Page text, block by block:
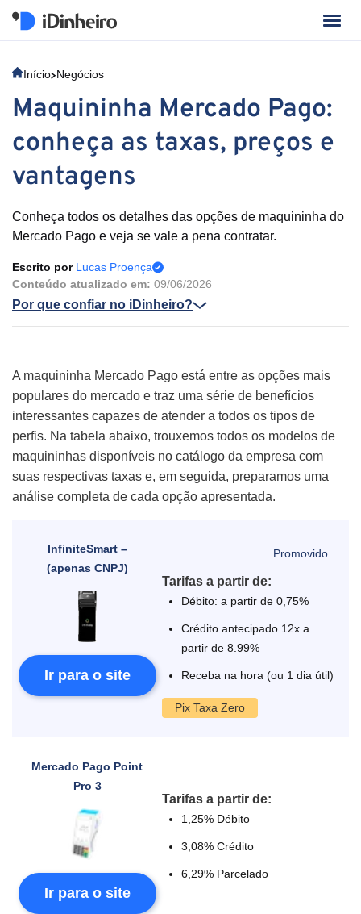
Início Negócios
Maquininha Mercado Pago:
conheça as taxas, preços e
vantagens
Conheça todos os detalhes das opções de maquininha do
Mercado Pago e veja se vale a pena contratar.
Escrito por Lucas Proença
Conteúdo atualizado em: 09/06/2026
Por que confiar no iDinheiro?
A maquininha Mercado Pago está entre as opções mais
populares do mercado e traz uma série de benefícios
interessantes capazes de atender a todos os tipos de
perfis. Na tabela abaixo, trouxemos todos os modelos de
maquininhas disponíveis no catálogo da empresa com
suas respectivas taxas e, em seguida, preparamos uma
análise completa de cada opção apresentada.
InfiniteSmart –
(apenas CNPJ)
Ir para o site
Tarifas a partir de:
Débito: a partir de 0,75%
Crédito antecipado 12x a
partir de 8.99%
Receba na hora (ou 1 dia útil)
Pix Taxa Zero
Mercado Pago Point
Pro 3
Ir para o site
Tarifas a partir de:
1,25% Débito
3,08% Crédito
6,29% Parcelado